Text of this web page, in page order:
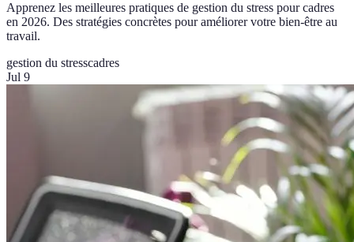
Apprenez les meilleures pratiques de gestion du stress pour cadres
en 2026. Des stratégies concrètes pour améliorer votre bien-être au
travail.
gestion du stresscadres
Jul 9